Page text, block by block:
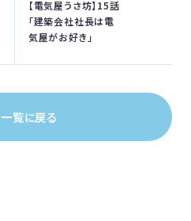
【電気屋うさ坊】15話
「建築会社社長は電
気屋がお好き」
一覧に戻る